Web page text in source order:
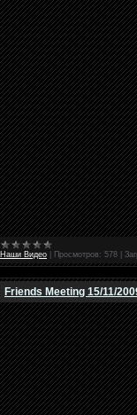
Наши Видео Просмотров: 578
Friends Meeting 15/11/